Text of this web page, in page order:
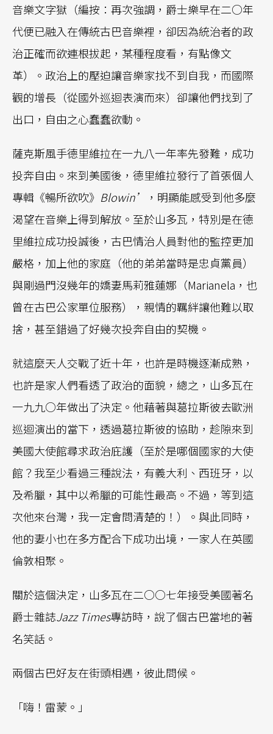
音樂文字獄（編按：再次強調，爵士樂早在二○年
代便已融入在傳統古巴音樂裡，卻因為統治者的政
治正確而欲連根拔起，某種程度看，有點像文
革）。政治上的壓迫讓音樂家找不到自我，而國際
觀的增長（從國外巡迴表演而來）卻讓他們找到了
出口，自由之心蠢蠢欲動。
薩克斯風手德里維拉在一九八一年率先發難，成功
投奔自由。來到美國後，德里維拉發行了首張個人
專輯《暢所欲吹》 Blowin’
，明顯能感受到他多麼
渴望在音樂上得到解放。至於山多瓦，特別是在德
里維拉成功投誠後，古巴情治人員對他的監控更加
嚴格，加上他的家庭（他的弟弟當時是忠貞黨員）
與剛過門沒幾年的嬌妻馬莉雅蓮娜（Marianela，也
曾在古巴公家單位服務），親情的羈絆讓他難以取
捨，甚至錯過了好幾次投奔自由的契機。
就這麼天人交戰了近十年，也許是時機逐漸成熟，
也許是家人們看透了政治的面貌，總之，山多瓦在
一九九○年做出了決定。他藉著與葛拉斯彼去歐洲
巡迴演出的當下，透過葛拉斯彼的協助，趁隙來到
美國大使館尋求政治庇護（至於是哪個國家的大使
館？我至少看過三種說法，有義大利、西班牙，以
及希臘，其中以希臘的可能性最高。不過，等到這
次他來台灣，我一定會問清楚的！）。與此同時，
他的妻小也在多方配合下成功出境，一家人在英國
倫敦相聚。
關於這個決定，山多瓦在二○○七年接受美國著名
爵士雜誌Jazz Times專訪時，說了個古巴當地的著
名笑話。
兩個古巴好友在街頭相遇，彼此問候。
「嗨！雷蒙。」